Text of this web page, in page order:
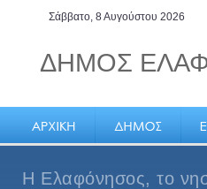
Σάββατο, 8 Αυγούστου 2026
ΔΗΜΟΣ
Η Ελαφόνησος, το